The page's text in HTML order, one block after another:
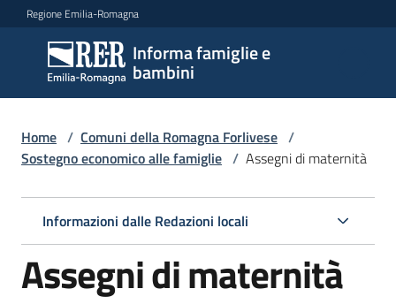
Vai al contenuto
Vai alla navigazione
Vai al footer
Regione Emilia-Romagna
Informa famiglie e
bambini
Informa
famiglie
e
bambini
Argomenti
Servizi
Home / Comuni della Romagna Forlivese /
Sostegno economico alle famiglie / Assegni di maternità
Informazioni dalle Redazioni locali
Assegni di maternità